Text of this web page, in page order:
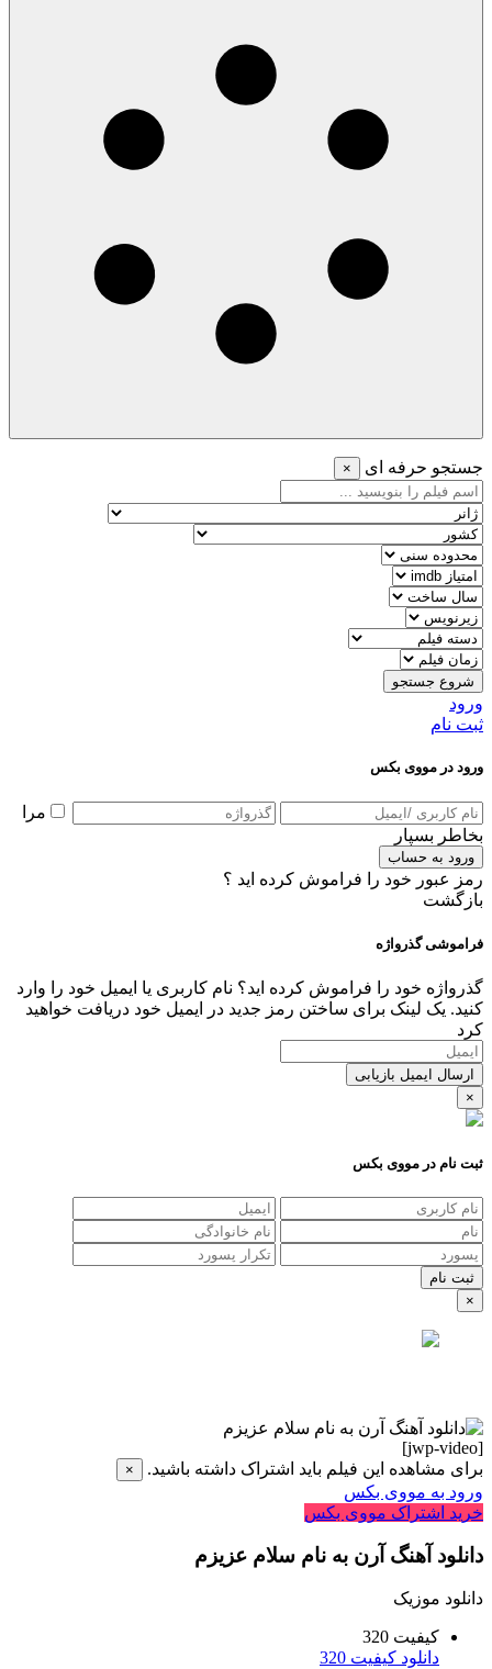
جستجو حرفه ای ×
شروع جستجو
ورود
ثبت نام
ورود در مووی بکس
مرا
بخاطر بسپار
ورود به حساب
رمز عبور خود را فراموش کرده اید ؟
بازگشت
فراموشی گذرواژه
گذرواژه خود را فراموش کرده اید؟ نام کاربری یا ایمیل خود را وارد
کنید. یک لینک برای ساختن رمز جدید در ایمیل خود دریافت خواهید
کرد
ارسال ایمیل بازیابی
×
ثبت نام در مووی بکس
×
[jwp-video]
برای مشاهده این فیلم باید اشتراک داشته باشید.
×
ورود به مووی بکس
خرید اشتراک مووی بکس
دانلود آهنگ آرن به نام سلام عزیزم
دانلود موزیک
کیفیت 320
دانلود کیفیت 320